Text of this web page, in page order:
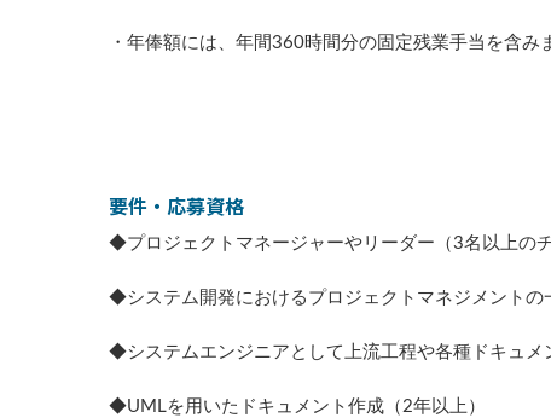
・年俸額には、年間360時間分の固定残業手当を含み
要件・応募資格
◆プロジェクトマネージャーやリーダー（3名以上の
◆システム開発におけるプロジェクトマネジメント
◆システムエンジニアとして上流工程や各種ドキュメ
◆UMLを用いたドキュメント作成（2年以上）